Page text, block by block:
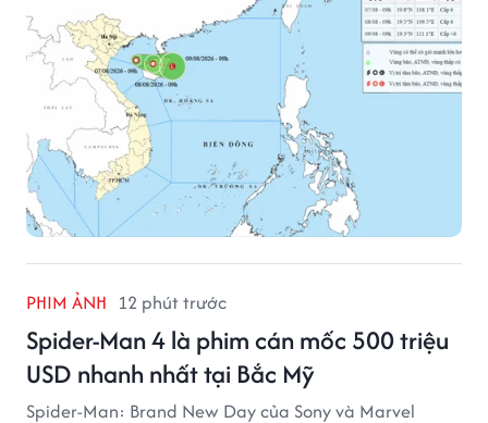
PHIM ẢNH 12 phút trước
Spider-Man 4 là phim cán mốc 500 triệu
USD nhanh nhất tại Bắc Mỹ
Spider-Man: Brand New Day của Sony và Marvel